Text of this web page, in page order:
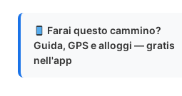
Farai questo cammino?
Guida, GPS e alloggi — gratis
nell'app